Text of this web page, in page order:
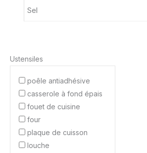
Sel
Ustensiles
poêle antiadhésive
casserole à fond épais
fouet de cuisine
four
plaque de cuisson
louche